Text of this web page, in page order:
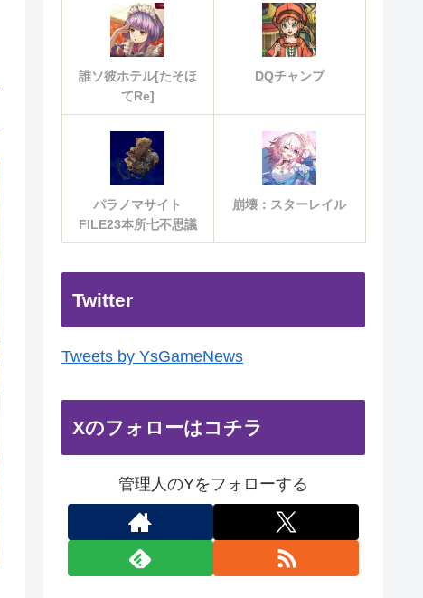
誰ソ彼ホテル[たそほ
てRe]
DQチャンプ
パラノマサイト
FILE23本所七不思議
崩壊：スターレイル
Twitter
Tweets by YsGameNews
Xのフォローはコチラ
管理人のYをフォローする